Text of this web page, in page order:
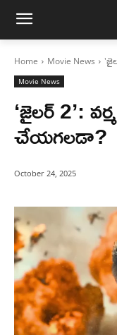
Home Movie News
Movie News
‘జైలర్ 2’:
చేయగలడా?
October 24, 2025